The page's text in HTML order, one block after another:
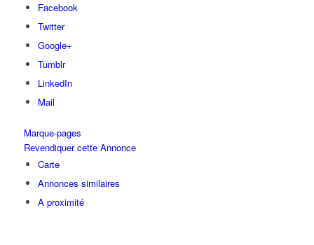
Facebook
Twitter
Google+
Tumblr
LinkedIn
Mail
Marque-pages
Revendiquer cette Annonce
Carte
Annonces similaires
A proximité